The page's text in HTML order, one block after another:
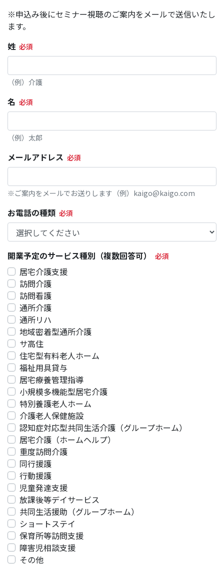
※申込み後にセミナー視聴のご案内をメールで送信いたし
ます。
姓
（例）介護
名
（例）太郎
メールアドレス
※ご案内をメールでお送りします（例）kaigo@kaigo.com
お電話の種類
開業予定のサービス種別（複数回答可）
居宅介護支援
訪問介護
訪問看護
通所介護
通所リハ
地域密着型通所介護
サ高住
住宅型有料老人ホーム
福祉用具貸与
居宅療養管理指導
小規模多機能型居宅介護
特別養護老人ホーム
介護老人保健施設
認知症対応型共同生活介護（グループホーム）
居宅介護（ホームヘルプ）
重度訪問介護
同行援護
行動援護
児童発達支援
放課後等デイサービス
共同生活援助（グループホーム）
ショートステイ
保育所等訪問支援
障害児相談支援
その他